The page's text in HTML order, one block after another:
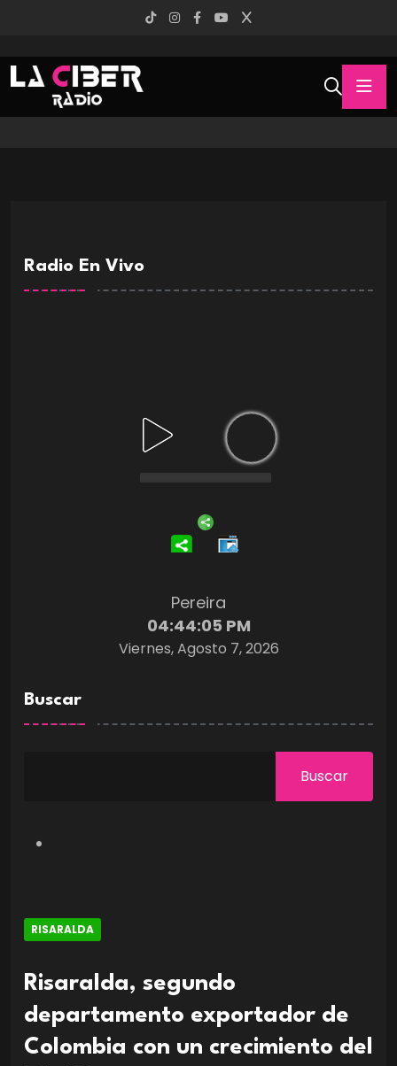
RISARALDA
Risaralda, segundo
departamento exportador de
Colombia con un crecimiento del
Radio En Vivo
Pereira
04:44:06 PM
Viernes, Agosto 7, 2026
Buscar
Buscar